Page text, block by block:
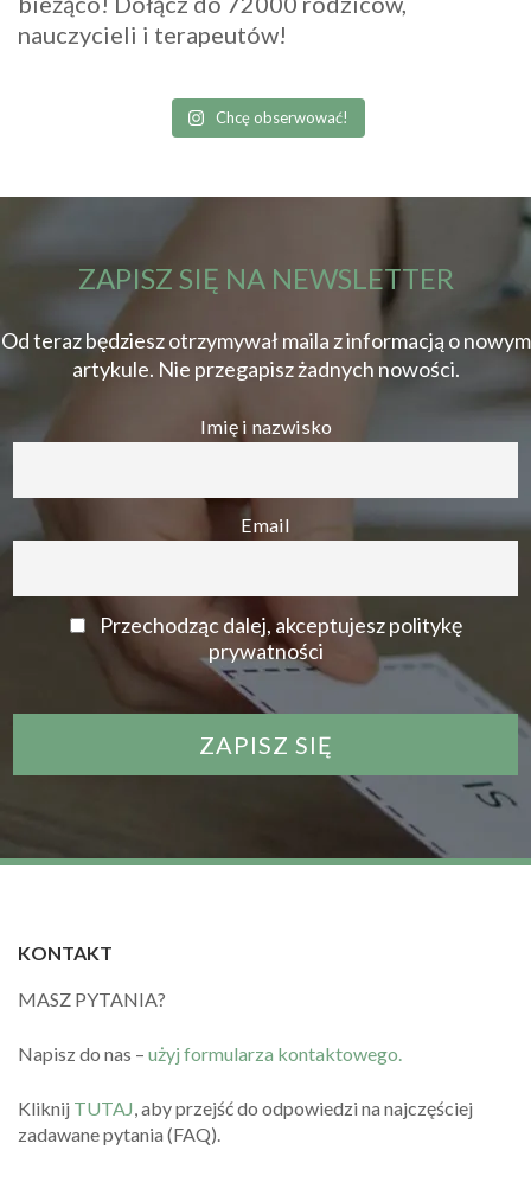
nauczycieli i terapeutów!
Chcę obserwować!
ZAPISZ SIĘ NA NEWSLETTER
Od teraz będziesz otrzymywał maila z informacją o nowym
artykule. Nie przegapisz żadnych nowości.
Imię i nazwisko
Email
Przechodząc dalej, akceptujesz politykę
prywatności
KONTAKT
MASZ PYTANIA?
Napisz do nas – użyj formularza kontaktowego.
Kliknij TUTAJ , aby przejść do odpowiedzi na najczęściej
zadawane pytania (FAQ).